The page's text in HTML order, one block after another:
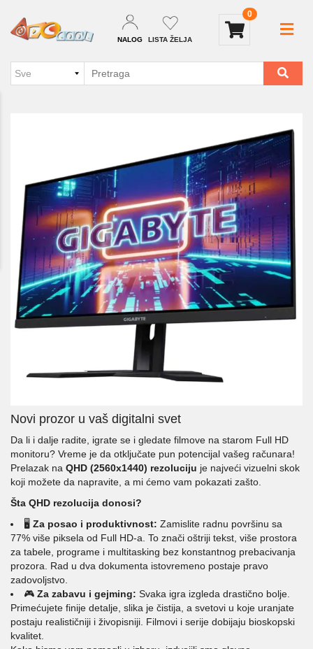
NALOG LISTA ŽELJA
0
Novi prozor u vaš digitalni svet
Da li i dalje radite, igrate se i gledate filmove na starom Full HD
monitoru? Vreme je da otključate pun potencijal vašeg računara!
Prelazak na QHD (2560x1440) rezoluciju je najveći vizuelni skok
koji možete da napravite, a mi ćemo vam pokazati zašto.
Šta QHD rezolucija donosi?
🖥️ Za posao i produktivnost: Zamislite radnu površinu sa
77% više piksela od Full HD-a. To znači oštriji tekst, više prostora
za tabele, programe i multitasking bez konstantnog prebacivanja
prozora. Rad u dva dokumenta istovremeno postaje pravo
zadovoljstvo.
🎮 Za zabavu i gejming: Svaka igra izgleda drastično bolje.
Primećujete finije detalje, slika je čistija, a svetovi u koje uranjate
postaju realističniji i živopisniji. Filmovi i serije dobijaju bioskopski
kvalitet.